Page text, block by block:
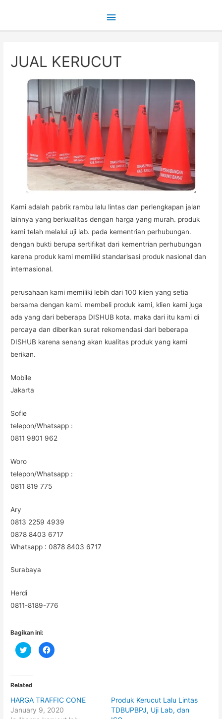
Main
JUAL KERUCUT
Kami adalah pabrik rambu lalu lintas dan perlengkapan jalan
lainnya yang berkualitas dengan harga yang murah. produk
kami telah melalui uji lab. pada kementrian perhubungan.
dengan bukti berupa sertifikat dari kementrian perhubungan
karena produk kami memiliki standarisasi produk nasional dan
internasional.
perusahaan kami memiliki lebih dari 100 klien yang setia
bersama dengan kami. membeli produk kami, klien kami juga
ada yang dari beberapa DISHUB kota. maka dari itu kami di
percaya dan diberikan surat rekomendasi dari beberapa
DISHUB karena senang akan kualitas produk yang kami
berikan.
Mobile
Jakarta
Sofie
telepon/Whatsapp :
0811 9801 962
Woro
telepon/Whatsapp :
0811 819 775
Ary
0813 2259 4939
0878 8403 6717
Whatsapp : 0878 8403 6717
Surabaya
Herdi
0811-8189-776
Bagikan ini:
C
l
t
o
s
h
a
r
e
C
l
h
a
r
e
Related
HARGA TRAFFIC CONE
January 9, 2020
Produk Kerucut Lalu Lintas
TDBUPBPJ, Uji Lab, dan